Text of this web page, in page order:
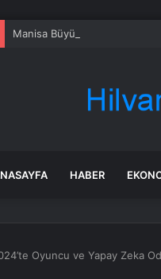
Manisa Büyükşehir
HABER
Oyuncu ve Yapay Zeka